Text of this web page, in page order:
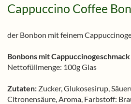
Cappuccino Coffee
der Bonbon mit feinem
Bonbons mit Cappuccinogeschmack
Nettofüllmenge: 100g Glas
Zutaten: Zucker, Glukosesirup,
Citronensäure, Aroma, Farbstoff: